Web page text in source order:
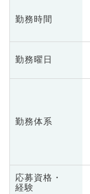
勤務時間
勤務曜日
勤務体系
応募資格・
経験